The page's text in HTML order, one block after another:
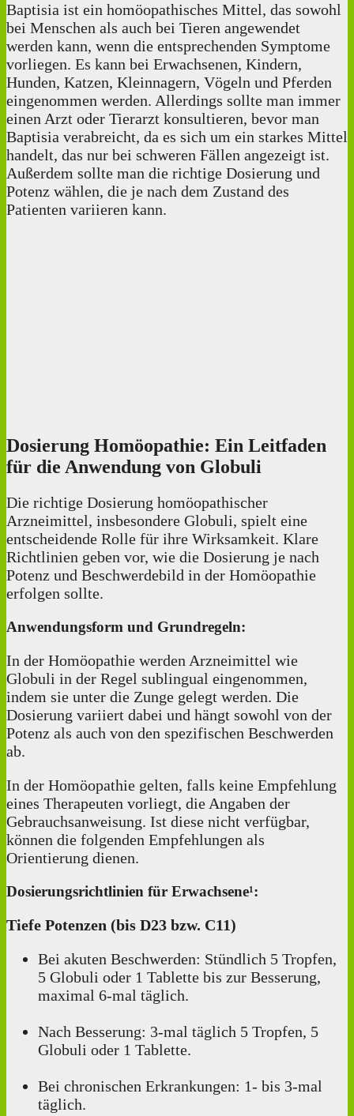
Baptisia ist ein homöopathisches Mittel, das sowohl
bei Menschen als auch bei Tieren angewendet
werden kann, wenn die entsprechenden Symptome
vorliegen. Es kann bei Erwachsenen, Kindern,
Hunden, Katzen, Kleinnagern, Vögeln und Pferden
eingenommen werden. Allerdings sollte man immer
einen Arzt oder Tierarzt konsultieren, bevor man
Baptisia verabreicht, da es sich um ein starkes Mittel
handelt, das nur bei schweren Fällen angezeigt ist.
Außerdem sollte man die richtige Dosierung und
Potenz wählen, die je nach dem Zustand des
Patienten variieren kann.
Dosierung Homöopathie: Ein Leitfaden
für die Anwendung von Globuli
Die richtige Dosierung homöopathischer
Arzneimittel, insbesondere Globuli, spielt eine
entscheidende Rolle für ihre Wirksamkeit. Klare
Richtlinien geben vor, wie die Dosierung je nach
Potenz und Beschwerdebild in der Homöopathie
erfolgen sollte.
Anwendungsform und Grundregeln:
In der Homöopathie werden Arzneimittel wie
Globuli in der Regel sublingual eingenommen,
indem sie unter die Zunge gelegt werden. Die
Dosierung variiert dabei und hängt sowohl von der
Potenz als auch von den spezifischen Beschwerden
ab.
In der Homöopathie gelten, falls keine Empfehlung
eines Therapeuten vorliegt, die Angaben der
Gebrauchsanweisung. Ist diese nicht verfügbar,
können die folgenden Empfehlungen als
Orientierung dienen.
Dosierungsrichtlinien für Erwachsene¹:
Tiefe Potenzen (bis D23 bzw. C11)
Bei akuten Beschwerden: Stündlich 5 Tropfen,
5 Globuli oder 1 Tablette bis zur Besserung,
maximal 6-mal täglich.
Nach Besserung: 3-mal täglich 5 Tropfen, 5
Globuli oder 1 Tablette.
Bei chronischen Erkrankungen: 1‑ bis 3-mal
täglich.